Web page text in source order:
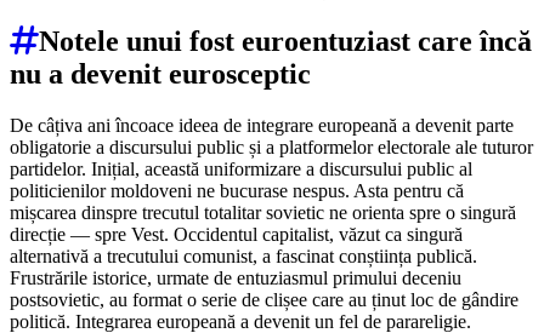
Notele unui fost euroentuziast care încă
nu a devenit eurosceptic
De câțiva ani încoace ideea de integrare europeană a devenit parte
obligatorie a discursului public și a platformelor electorale ale tuturor
partidelor. Inițial, această uniformizare a discursului public al
politicienilor moldoveni ne bucurase nespus. Asta pentru că
mișcarea dinspre trecutul totalitar sovietic ne orienta spre o singură
direcție ― spre Vest. Occidentul capitalist, văzut ca singură
alternativă a trecutului comunist, a fascinat conștiința publică.
Frustrările istorice, urmate de entuziasmul primului deceniu
postsovietic, au format o serie de clișee care au ținut loc de gândire
politică. Integrarea europeană a devenit un fel de parareligie.